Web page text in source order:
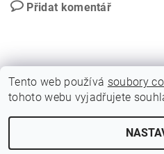
Přidat komentář
2026 © BLITZ FLITZ ski and
Tento web používá soubory
tohoto webu vyjadřujete